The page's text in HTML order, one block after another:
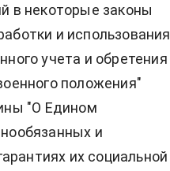
в некоторые законы
и использования
учета и обретения
положения"
"О Едином
и
их социальной